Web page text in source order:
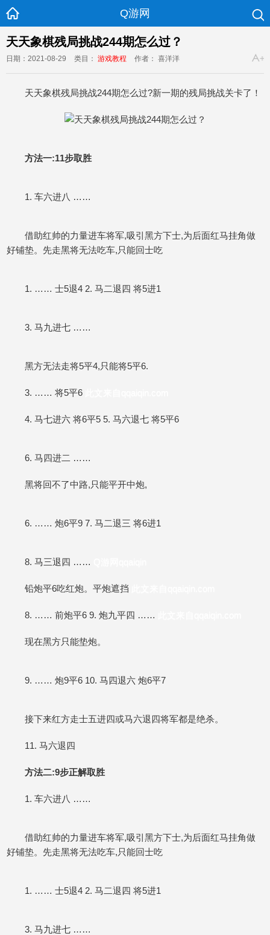
Q游网
天天象棋残局挑战244期怎么过？
日期：2021-08-29 类目： 游戏教程 作者： 喜洋洋
天天象棋残局挑战244期怎么过?新一期的残局挑战关卡了！
方法一:11步取胜
1. 车六进八 ……
借助红帅的力量进车将军,吸引黑方下士,为后面红马挂角做
好铺垫。先走黑将无法吃车,只能回士吃
1. …… 士5退4 2. 马二退四 将5进1
3. 马九进七 ……
黑方无法走将5平4,只能将5平6.
3. …… 将5平6
4. 马七进六 将6平5 5. 马六退七 将5平6
6. 马四进二 ……
黑将回不了中路,只能平开中炮,
6. …… 炮6平9 7. 马二退三 将6进1
8. 马三退四 ……
铅炮平6吃红炮。平炮遮挡
8. …… 前炮平6 9. 炮九平四 ……
现在黑方只能垫炮。
9. …… 炮9平6 10. 马四退六 炮6平7
接下来红方走士五进四或马六退四将军都是绝杀。
11. 马六退四
方法二:9步正解取胜
1. 车六进八 ……
借助红帅的力量进车将军,吸引黑方下士,为后面红马挂角做
好铺垫。先走黑将无法吃车,只能回士吃
1. …… 士5退4 2. 马二退四 将5进1
3. 马九进七 ……